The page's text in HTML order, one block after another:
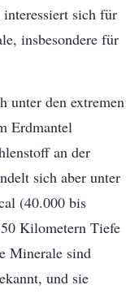
sich für
insbesondere für
unter den extremen
Erdmantel
an der
sich aber unter
(40.000 bis
Kilometern Tiefe
Minerale sind
und sie